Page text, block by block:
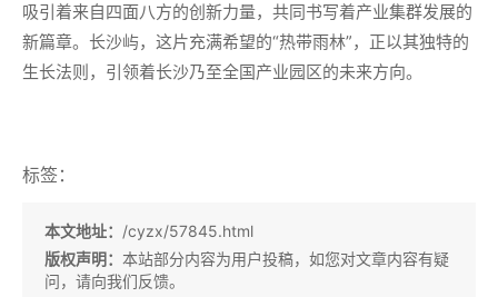
吸引着来自四面八方的创新力量，共同书写着产业集群发展的
新篇章。长沙屿，这片充满希望的“热带雨林”，正以其独特的
生长法则，引领着长沙乃至全国产业园区的未来方向。
标签：
本文地址： /cyzx/57845.html
版权声明： 本站部分内容为用户投稿，如您对文章内容有疑
问，请向我们反馈。